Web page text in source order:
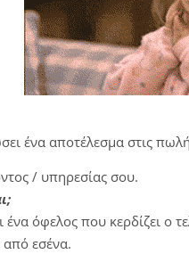
ένα αποτέλεσμα στις
/ υπηρεσίας σου.
όφελος που κερδίζει
από εσένα.